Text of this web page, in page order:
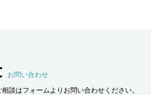
お問い合わせ
談はフォームよりお問い合わせください。